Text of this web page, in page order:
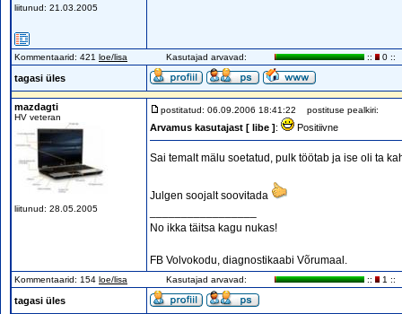
liitunud: 21.03.2005
Kommentaarid: 421 loe/lisa Kasutajad arvavad: :: 0 ::
tagasi üles
mazdagti
HV veteran
liitunud: 28.05.2005
postitatud: 06.09.2006 18:41:22 postituse pealkiri:
Arvamus kasutajast [ libe ]: Positiivne
Sai temalt mälu soetatud, pulk töötab ja ise oli ta
Julgen soojalt soovitada
No ikka täitsa kagu nukas!
FB Volvokodu, diagnostikaabi Võrumaal.
Kommentaarid: 154 loe/lisa Kasutajad arvavad: :: 1 ::
tagasi üles